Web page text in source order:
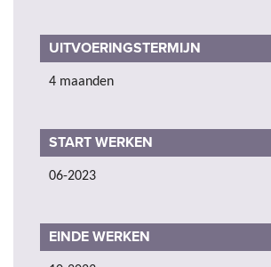
UITVOERINGSTERMIJN
4 maanden
START WERKEN
06-2023
EINDE WERKEN